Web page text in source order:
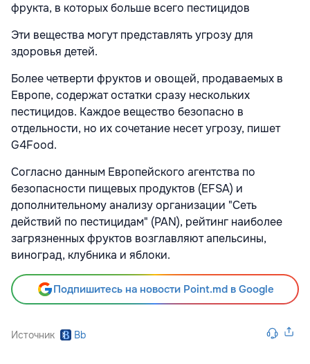
фрукта, в которых больше всего пестицидов
Эти вещества могут представлять угрозу для
здоровья детей.
Более четверти фруктов и овощей, продаваемых в
Европе, содержат остатки сразу нескольких
пестицидов. Каждое вещество безопасно в
отдельности, но их сочетание несет угрозу, пишет
G4Food.
Согласно данным Европейского агентства по
безопасности пищевых продуктов (EFSA) и
дополнительному анализу организации "Сеть
действий по пестицидам" (PAN), рейтинг наиболее
загрязненных фруктов возглавляют апельсины,
виноград, клубника и яблоки.
Подпишитесь на новости Point.md в Google
Источник Bb